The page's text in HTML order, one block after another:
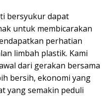
bersyukur dapat
untuk membicarakan
perhatian
limbah plastik. Kami
dari gerakan bersama
bersih, ekonomi yang
yang semakin peduli